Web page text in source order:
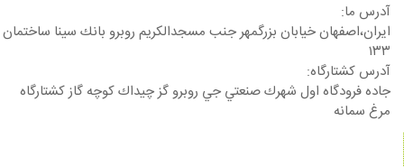
آدرس ما:
ایران،اصفهان خيابان بزرگمهر جنب مسجدالكريم روبرو بانك سينا ساختمان
١٣٣
آدرس كشتارگاه:
جاده فرودگاه اول شهرك صنعتي جي روبرو گز چيداك كوچه گاز كشتارگاه
مرغ سمانه